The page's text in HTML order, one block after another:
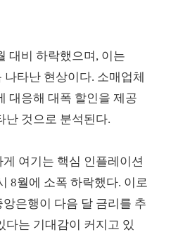
대비 하락했으며, 이는
타난 현상이다. 소매업체
대응해 대폭 할인을 제공
난 것으로 분석된다.
여기는 핵심 인플레이션
8월에 소폭 하락했다. 이로
은행이 다음 달 금리를 추
다는 기대감이 커지고 있